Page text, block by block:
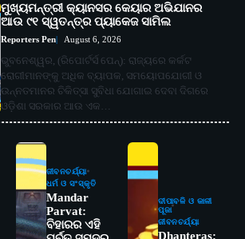
ମୁଖ୍ୟମନ୍ତ୍ରୀ କ୍ୟାନସର କେୟାର ଅଭିଯାନର
ଆଉ ୯୧ ସ୍ୱତନ୍ତ୍ର ପ୍ୟାକେଜ ସାମିଲ
Reporters Pen August 6, 2026
ଭୁବନେଶ୍ୱର, (ରିପୋର୍ଟର୍ସ ପେନ୍‌): ରାଜ୍ୟରେ କର୍କଟ
ରୋଗୀମାନଙ୍କୁ ଅଧିକ ବ୍ୟାପକ, ସମୟୋପଯୋଗୀ ଓ
ଉନ୍ନତମାନର ଚିକିତ୍ସା ସୁବିଧା ଯୋଗାଇ ଦେବା ଦିଗରେ
ଓଡ଼ିଶା ସରକାର ଆଉ ଏକ…
ଜୀବନଚର୍ଯ୍ୟା
ଧର୍ମ ଓ ସଂସ୍କୃତି
Mandar
Parvat:
ବିହାରର ଏହି
ଦୀପାବଳି ଓ କାଳୀ
ପୂଜା
ଜୀବନଚର୍ଯ୍ୟା
Dhanteras: